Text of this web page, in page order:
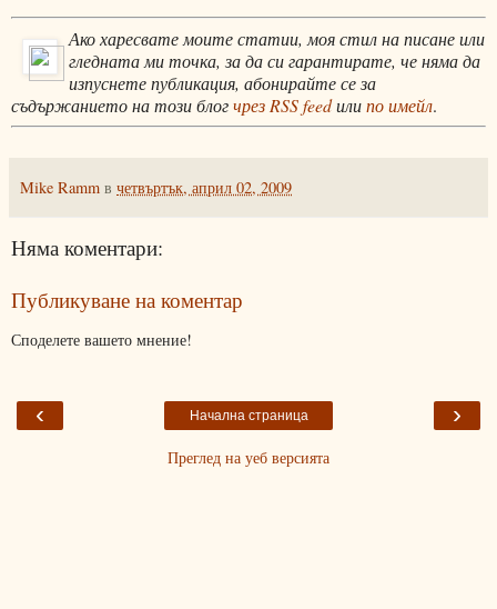
Ако харесвате моите статии, моя стил на писане или
гледната ми точка, за да си гарантирате, че няма да
изпуснете публикация, абонирайте се за
съдържанието на този блогчрез RSS feedилипо имейл.
Mike Ramm в четвъртък, април 02, 2009
Няма коментари:
Публикуване на коментар
Споделете вашето мнение!
‹ ›
Начална страница
Преглед на уеб версията